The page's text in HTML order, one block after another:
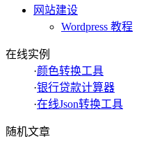
网站建设
Wordpress 教程
在线实例
·颜色转换工具
·银行贷款计算器
·在线Json转换工具
随机文章